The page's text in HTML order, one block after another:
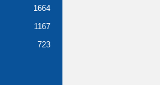
1664
1167
723